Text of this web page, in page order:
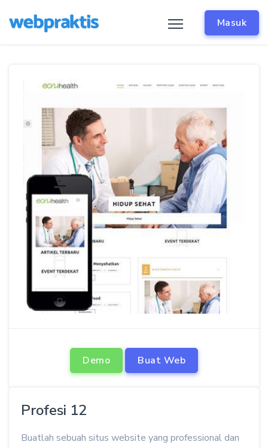
Masuk
Demo Buat Web
Profesi 12
Buatlah sebuah situs website yang professional dan